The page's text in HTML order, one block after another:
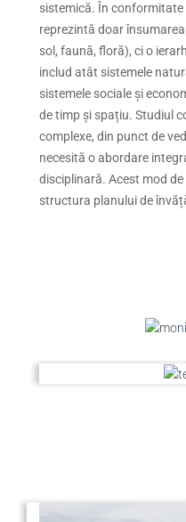
sistemică. În conformitate
reprezintă doar
sol, faună, floră), ci o
includ atât sistemele
sistemele sociale şi
de timp şi spațiu. Studiul
complexe, din punct de
necesită o abordare
disciplinară. Acest mod
structura planului de